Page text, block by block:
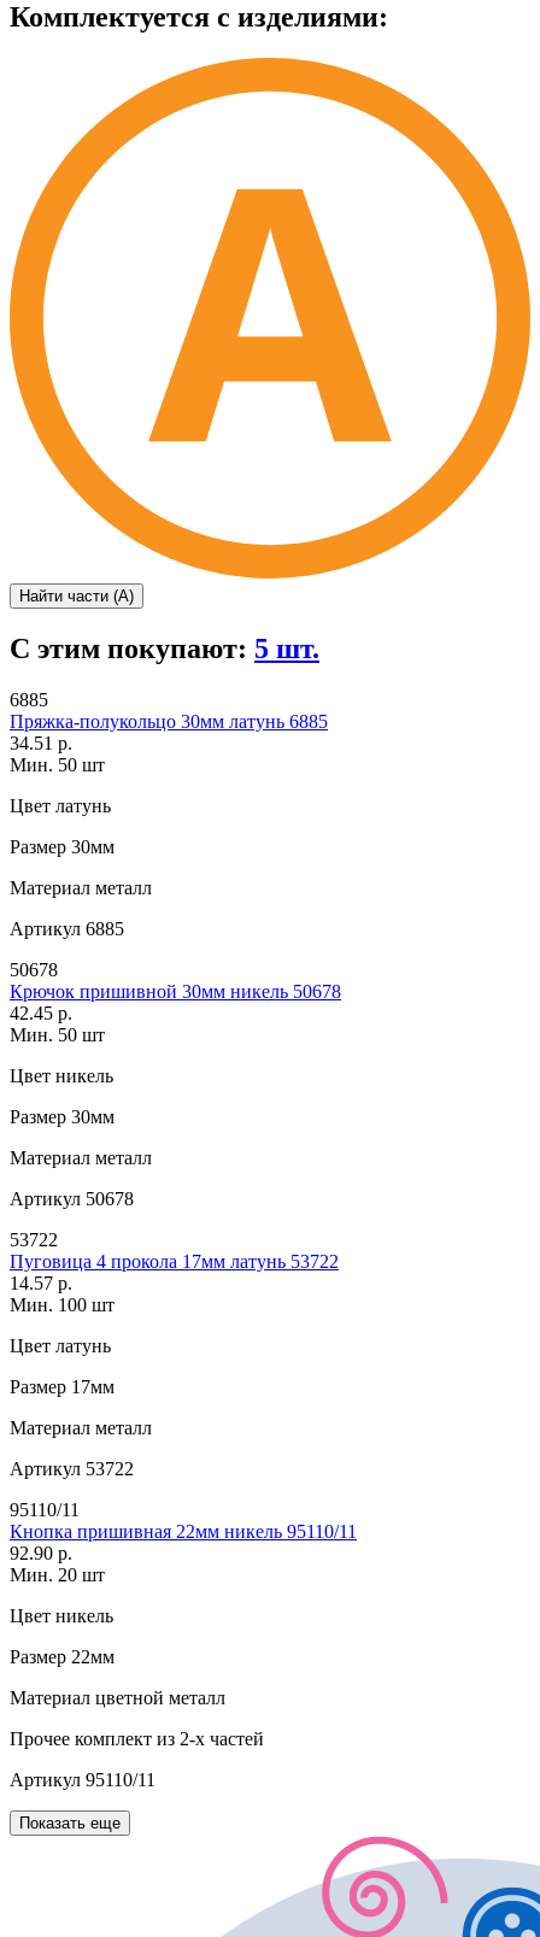
Комплектуется с изделиями:
Найти части (А)
С этим покупают: 5 шт.
6885
Пряжка-полукольцо 30мм латунь 6885
34.51 р.
Мин. 50 шт
Цвет латунь
Размер 30мм
Материал металл
Артикул 6885
50678
Крючок пришивной 30мм никель 50678
42.45 р.
Мин. 50 шт
Цвет никель
Размер 30мм
Материал металл
Артикул 50678
53722
Пуговица 4 прокола 17мм латунь 53722
14.57 р.
Мин. 100 шт
Цвет латунь
Размер 17мм
Материал металл
Артикул 53722
95110/11
Кнопка пришивная 22мм никель 95110/11
92.90 р.
Мин. 20 шт
Цвет никель
Размер 22мм
Материал цветной металл
Прочее комплект из 2-х частей
Артикул 95110/11
Показать еще